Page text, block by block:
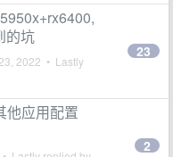
的坑
2022 • Lastly
23
他应用配置
2